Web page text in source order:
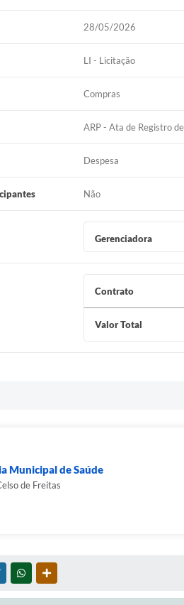
28/05/2026
LI - Licitação
Compras
ARP - Ata de Registro
Despesa
Não
Gerenciadora
Contrato
Valor Total
Municipal de Saúde
de Freitas
TWITTERWHATSAPP